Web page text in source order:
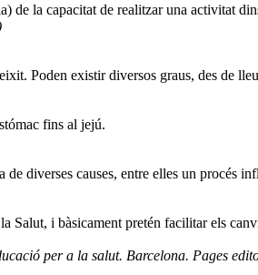
de la capacitat de realitzar una activitat
Poden existir diversos graus, des de
fins al jejú.
diverses causes, entre elles un procés
Salut, i bàsicament pretén facilitar els
per a la salut. Barcelona. Pages